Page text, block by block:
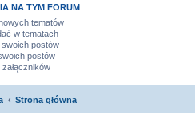
NA TYM FORUM
tematów
w tematach
postów
postów
Strona główna